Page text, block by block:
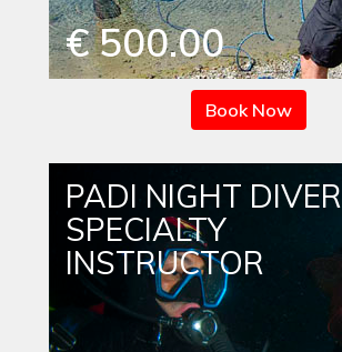
€ 500.00
Book Now
PADI NIGHT DIVER
SPECIALTY
INSTRUCTOR